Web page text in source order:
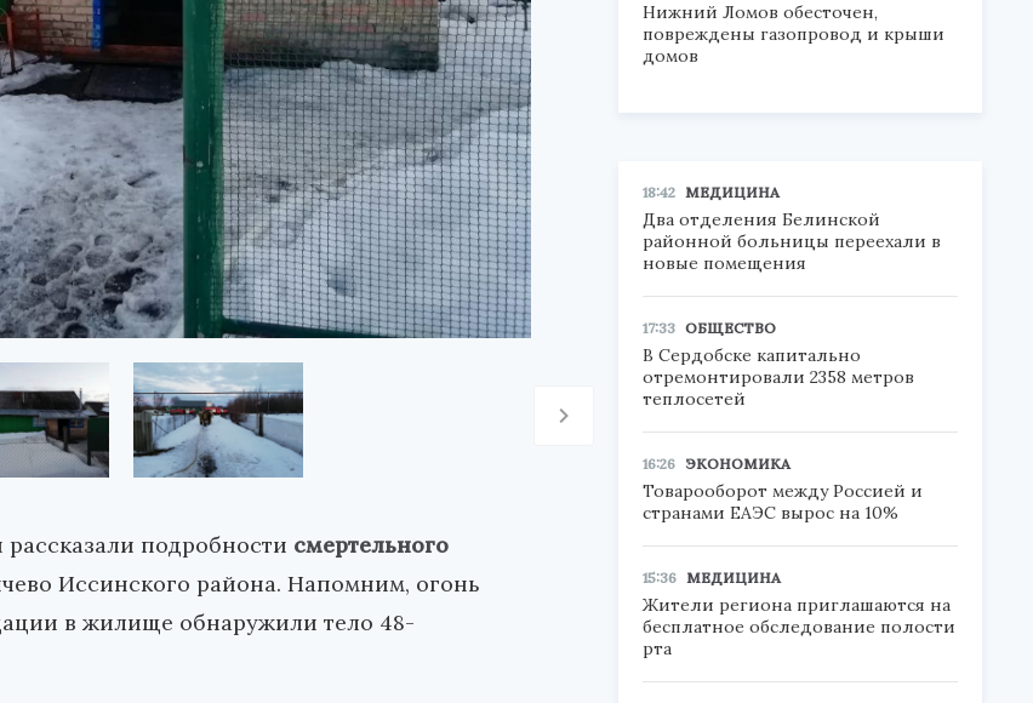
подробности смертельного
Иссинского района. Напомним, огонь
в жилище обнаружили тело 48-
Нижний Ломов обесточен,
повреждены газопровод и крыши
домов
18:42 МЕДИЦИНА
Два отделения Белинской
районной больницы переехали в
новые помещения
17:33 ОБЩЕСТВО
В Сердобске капитально
отремонтировали 2358 метров
теплосетей
16:26 ЭКОНОМИКА
Товарооборот между Россией и
странами ЕАЭС вырос на 10%
15:36 МЕДИЦИНА
Жители региона приглашаются на
бесплатное обследование полости
рта